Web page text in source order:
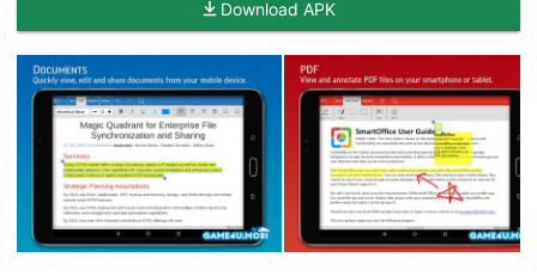
Download APK